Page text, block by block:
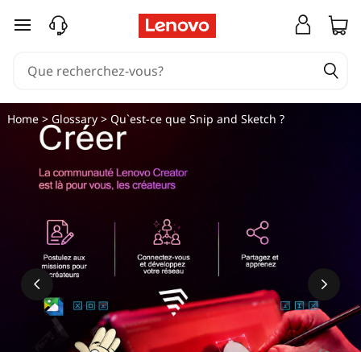
passer au contenu principal
Home> Glossary> Qu`est-ce que Snip and Sketch ?